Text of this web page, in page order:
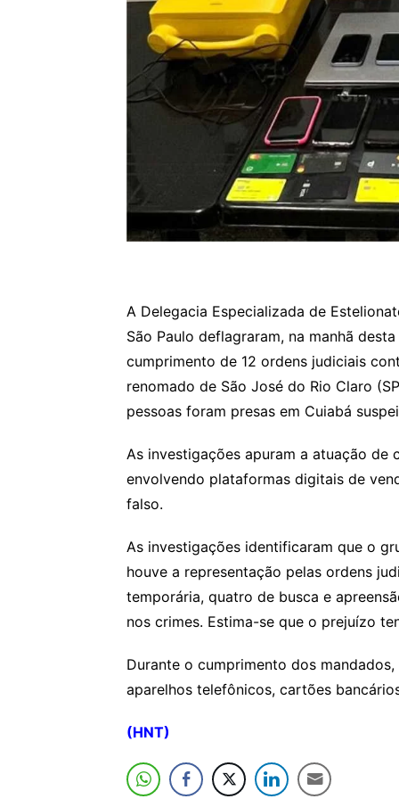
A Delegacia Especializada de
São Paulo deflagraram, na manhã
cumprimento de 12 ordens judiciais
renomado de São José do Rio Claro
pessoas foram presas em Cuiabá
As investigações apuram a atuação
envolvendo plataformas digitais de
falso.
As investigações identificaram que o
houve a representação pelas ordens
temporária, quatro de busca e
nos crimes. Estima-se que o prejuízo
Durante o cumprimento dos
aparelhos telefônicos, cartões
(HNT)